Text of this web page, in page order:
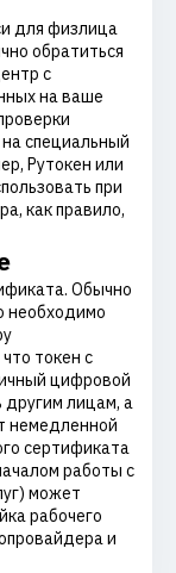
для физлица
обратиться
с
на ваше
специальный
Рутокен или
при
как правило,
Обычно
необходимо
токен с
цифровой
другим лицам, а
немедленной
сертификата
работы с
может
рабочего
и